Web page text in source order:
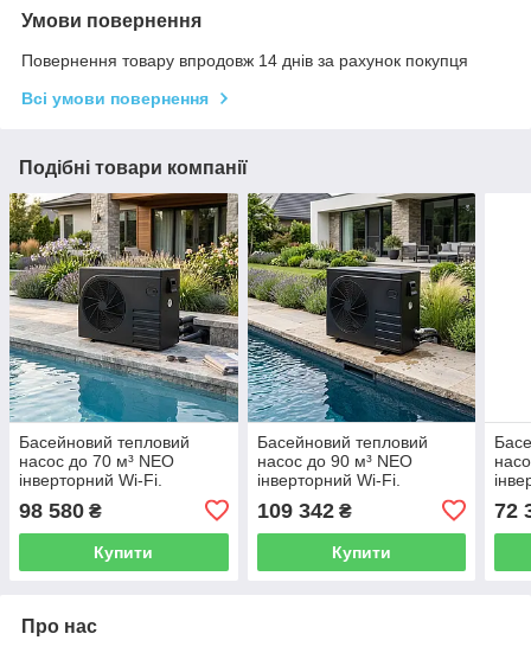
Умови повернення
Повернення товару впродовж 14 днів за рахунок покупця
Всі умови повернення
Подібні товари компанії
Басейновий тепловий
насос до 70 м³ NEO
інверторний Wi-Fi.
Підходить для обігріву та
охолодження.
98 580 ₴
Купити
Басейновий тепловий
насос до 90 м³ NEO
інверторний Wi-Fi.
Підходить для обігріву та
охолодження.
109 342₴
Купити
72
Про нас